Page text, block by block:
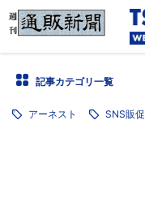
記事カテゴリ一覧
アーネスト SNS販促